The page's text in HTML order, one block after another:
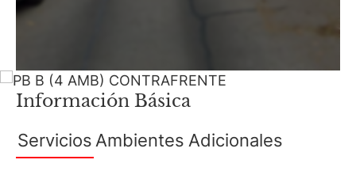
Información Básica
Servicios Ambientes Adicionales